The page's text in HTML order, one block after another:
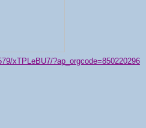
xTPLeBU7/?ap_orgcode=850220296